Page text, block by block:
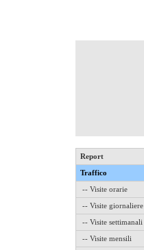
Report
Traffico
-- Visite orarie
-- Visite giornaliere
-- Visite settimanali
-- Visite mensili